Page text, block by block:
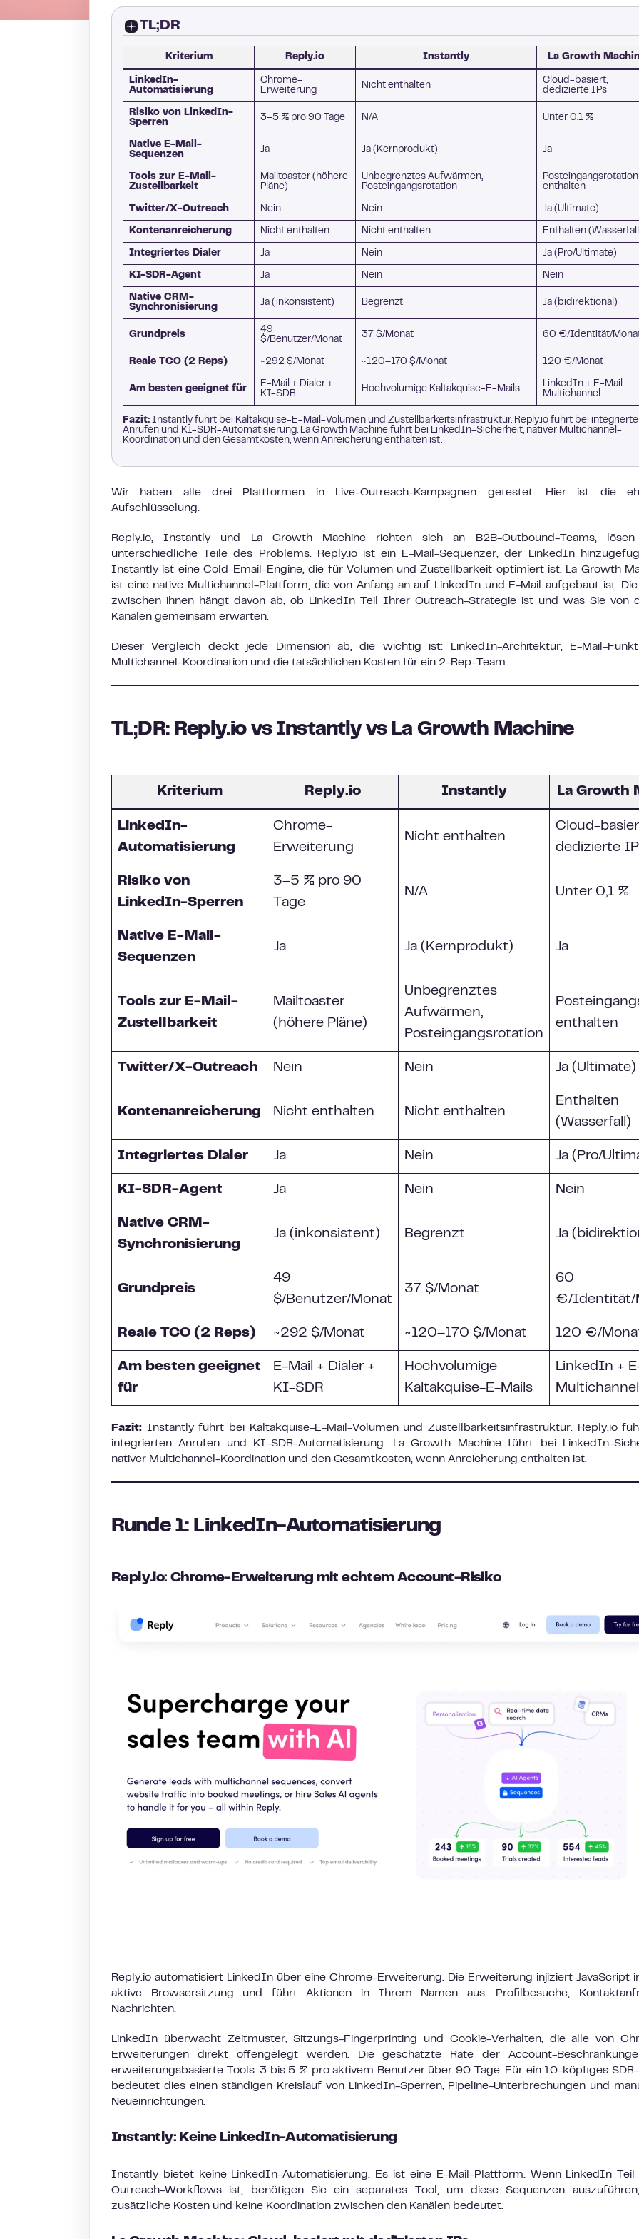
TL;DR
Kriterium Reply.io Instantly La Growth
LinkedIn-
Automatisierung
Chrome-
Erweiterung
Nicht enthalten
Cloud-basiert,
dedizierte IPs
Risiko von LinkedIn-
Sperren
3–5 % pro 90 Tage N/A Unter 0,1 %
Native E-Mail-
Sequenzen
Ja Ja (Kernprodukt) Ja
Tools zur E-Mail-
Zustellbarkeit
Mailtoaster (höhere
Pläne)
Unbegrenztes Aufwärmen,
Posteingangsrotation
Posteingangsrotation
enthalten
Twitter/X-Outreach Nein Nein Ja (Ultimate)
Kontenanreicherung Nicht enthalten Nicht enthalten Enthalten
Integriertes Dialer Ja Nein Ja (Pro/Ultimate)
KI-SDR-Agent Ja Nein Nein
Native CRM-
Synchronisierung
Ja (inkonsistent) Begrenzt Ja (bidirektional)
Grundpreis
49
$/Benutzer/Monat
37 $/Monat 60 €/Identität/
Reale TCO (2 Reps) ~292 $/Monat ~120–170 $/Monat 120 €/Monat
Am besten geeignet für
E-Mail + Dialer +
KI-SDR
Hochvolumige Kaltakquise-E-Mails
LinkedIn + E-Mail
Multichannel
Fazit: Instantly führt bei Kaltakquise-E-Mail-Volumen und Zustellbarkeitsinfrastruktur. Reply.io führt bei
Anrufen und KI-SDR-Automatisierung. La Growth Machine führt bei LinkedIn-Sicherheit, nativer Multichannel-
Koordination und den Gesamtkosten, wenn Anreicherung enthalten ist.
Wir haben alle drei Plattformen in Live-Outreach-Kampagnen getestet. Hier ist die
Aufschlüsselung.
Reply.io, Instantly und La Growth Machine richten sich an B2B-Outbound-Teams,
unterschiedliche Teile des Problems. Reply.io ist ein E-Mail-Sequenzer, der LinkedIn
Instantly ist eine Cold-Email-Engine, die für Volumen und Zustellbarkeit optimiert ist. La Growth
ist eine native Multichannel-Plattform, die von Anfang an auf LinkedIn und E-Mail aufgebaut ist. Die
zwischen ihnen hängt davon ab, ob LinkedIn Teil Ihrer Outreach-Strategie ist und was Sie von
Kanälen gemeinsam erwarten.
Dieser Vergleich deckt jede Dimension ab, die wichtig ist: LinkedIn-Architektur, E-Mail-
Multichannel-Koordination und die tatsächlichen Kosten für ein 2-Rep-Team.
TL;DR: Reply.io vs Instantly vs La Growth Machine
Kriterium Reply.io Instantly La Growth
LinkedIn-
Automatisierung
Chrome-
Erweiterung
Nicht enthalten
Cloud-
dedizierte
Risiko von
LinkedIn-Sperren
3–5 % pro 90
Tage
N/A Unter 0,1 %
Native E-Mail-
Sequenzen
Ja Ja (Kernprodukt) Ja
Tools zur E-Mail-
Zustellbarkeit
Mailtoaster
(höhere Pläne)
Unbegrenztes
Aufwärmen,
Posteingangsrotation
enthalten
Twitter/X-Outreach Nein Nein Ja (Ultimate)
Kontenanreicherung Nicht enthalten Nicht enthalten
Enthalten
(Wasserfall)
Integriertes Dialer Ja Nein Ja (Pro/
KI-SDR-Agent Ja Nein Nein
Native CRM-
Synchronisierung
Ja (inkonsistent) Begrenzt Ja
Grundpreis
49
$/Benutzer/Monat
37 $/Monat
60
€/Identität/
Reale TCO (2 Reps) ~292 $/Monat ~120–170 $/Monat 120 €/
Am besten geeignet
für
E-Mail + Dialer +
KI-SDR
Hochvolumige
Kaltakquise-E-Mails
LinkedIn +
Multichannel
Fazit: Instantly führt bei Kaltakquise-E-Mail-Volumen und Zustellbarkeitsinfrastruktur. Reply.io
integrierten Anrufen und KI-SDR-Automatisierung. La Growth Machine führt bei LinkedIn-
nativer Multichannel-Koordination und den Gesamtkosten, wenn Anreicherung enthalten ist.
Runde 1: LinkedIn-Automatisierung
Reply.io: Chrome-Erweiterung mit echtem Account-Risiko
Reply.io automatisiert LinkedIn über eine Chrome-Erweiterung. Die Erweiterung injiziert JavaScript
aktive Browsersitzung und führt Aktionen in Ihrem Namen aus: Profilbesuche,
Nachrichten.
LinkedIn überwacht Zeitmuster, Sitzungs-Fingerprinting und Cookie-Verhalten, die alle von
Erweiterungen direkt offengelegt werden. Die geschätzte Rate der Account-
erweiterungsbasierte Tools: 3 bis 5 % pro aktivem Benutzer über 90 Tage. Für ein 10-köpfiges
bedeutet dies einen ständigen Kreislauf von LinkedIn-Sperren, Pipeline-Unterbrechungen und
Neueinrichtungen.
Instantly: Keine LinkedIn-Automatisierung
Instantly bietet keine LinkedIn-Automatisierung. Es ist eine E-Mail-Plattform. Wenn LinkedIn
Outreach-Workflows ist, benötigen Sie ein separates Tool, um diese Sequenzen
zusätzliche Kosten und keine Koordination zwischen den Kanälen bedeutet.